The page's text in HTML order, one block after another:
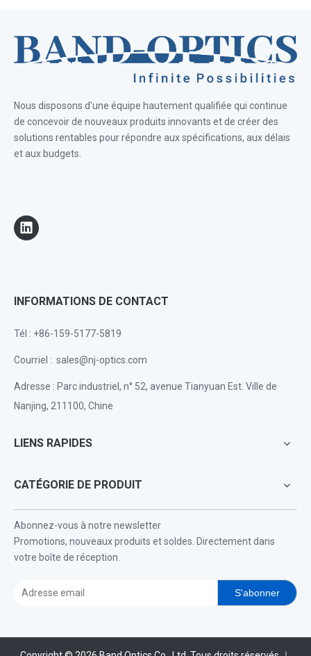
Nous disposons d'une équipe hautement qualifiée qui continue
de concevoir de nouveaux produits innovants et de créer des
solutions rentables pour répondre aux spécifications, aux délais
et aux budgets.
INFORMATIONS DE CONTACT
Tél : +86-159-5177-5819
Courriel : sales@nj-optics.com
Adresse : Parc industriel, n° 52, avenue Tianyuan Est. Ville de
Nanjing, 211100, Chine
LIENS RAPIDES
CATÉGORIE DE PRODUIT
Abonnez-vous à notre newsletter
Promotions, nouveaux produits et soldes. Directement dans
votre boîte de réception.
S'abonner